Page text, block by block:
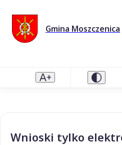
Gmina Moszczenica
Wnioski tylko